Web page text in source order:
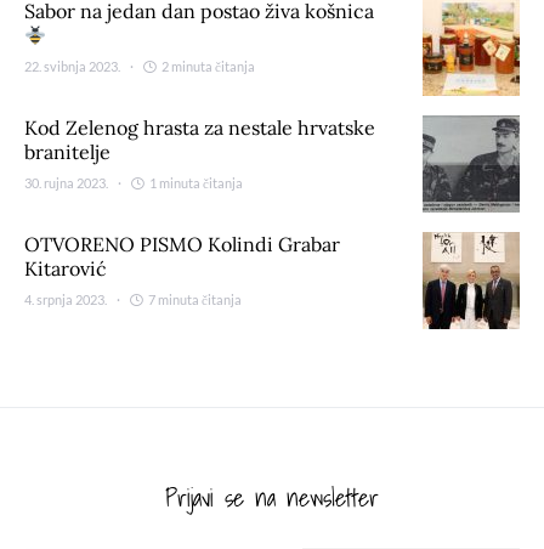
Sabor na jedan dan postao živa košnica
22. svibnja 2023. 2 minuta čitanja
Kod Zelenog hrasta za nestale hrvatske
branitelje
30. rujna 2023. 1 minuta čitanja
OTVORENO PISMO Kolindi Grabar
Kitarović
4. srpnja 2023. 7 minuta čitanja
Prijavi se na newsletter